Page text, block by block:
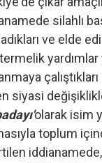
silahlı
ve elde
siyasi
olarak isim
toplum